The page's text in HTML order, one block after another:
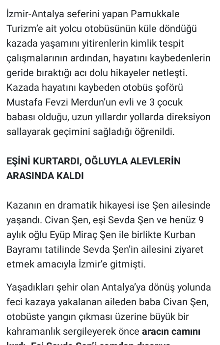
İzmir-Antalya seferini yapan Pamukkale
Turizm’e ait yolcu otobüsünün küle döndüğü
kazada yaşamını yitirenlerin kimlik tespit
çalışmalarının ardından, hayatını kaybedenlerin
geride bıraktığı acı dolu hikayeler netleşti.
Kazada hayatını kaybeden otobüs şoförü
Mustafa Fevzi Merdun’un evli ve 3 çocuk
babası olduğu, uzun yıllardır yollarda direksiyon
sallayarak geçimini sağladığı öğrenildi.
EŞİNİ KURTARDI, OĞLUYLA ALEVLERİN
ARASINDA KALDI
Kazanın en dramatik hikayesi ise Şen ailesinde
yaşandı. Civan Şen, eşi Sevda Şen ve henüz 9
aylık oğlu Eyüp Miraç Şen ile birlikte Kurban
Bayramı tatilinde Sevda Şen’in ailesini ziyaret
etmek amacıyla İzmir’e gitmişti.
Yaşadıkları şehir olan Antalya’ya dönüş yolunda
feci kazaya yakalanan aileden baba Civan Şen,
otobüste yangın çıkması üzerine büyük bir
kahramanlık sergileyerek önce aracın camını